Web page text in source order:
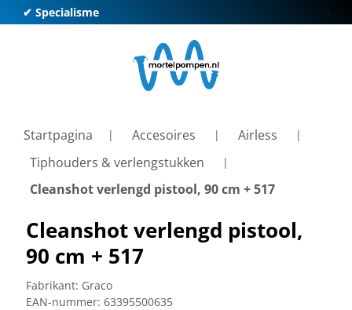
✔ Specialisme ✔
Startpagina Accesoires
Airless
Tiphouders & verlengstukken
Cleanshot verlengd pistool, 90 cm + 517
Cleanshot verlengd pistool,
90 cm + 517
Fabrikant: Graco
EAN-nummer: 63395500635